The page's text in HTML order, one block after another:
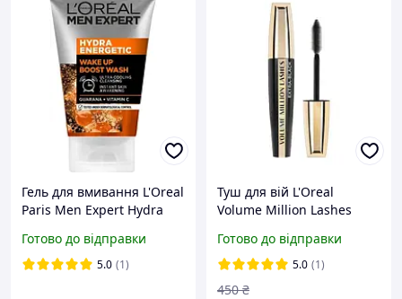
Гель для вмивання L'Oreal
Paris Men Expert Hydra
пробуджуючим ефектом
для чоловіків 100 мл
Готово до відправки
5.0 (1)
Туш для вій L'Oreal
Volume Million Lashes
9.2 мл
Готово до відправки
5.0 (1)
450 ₴